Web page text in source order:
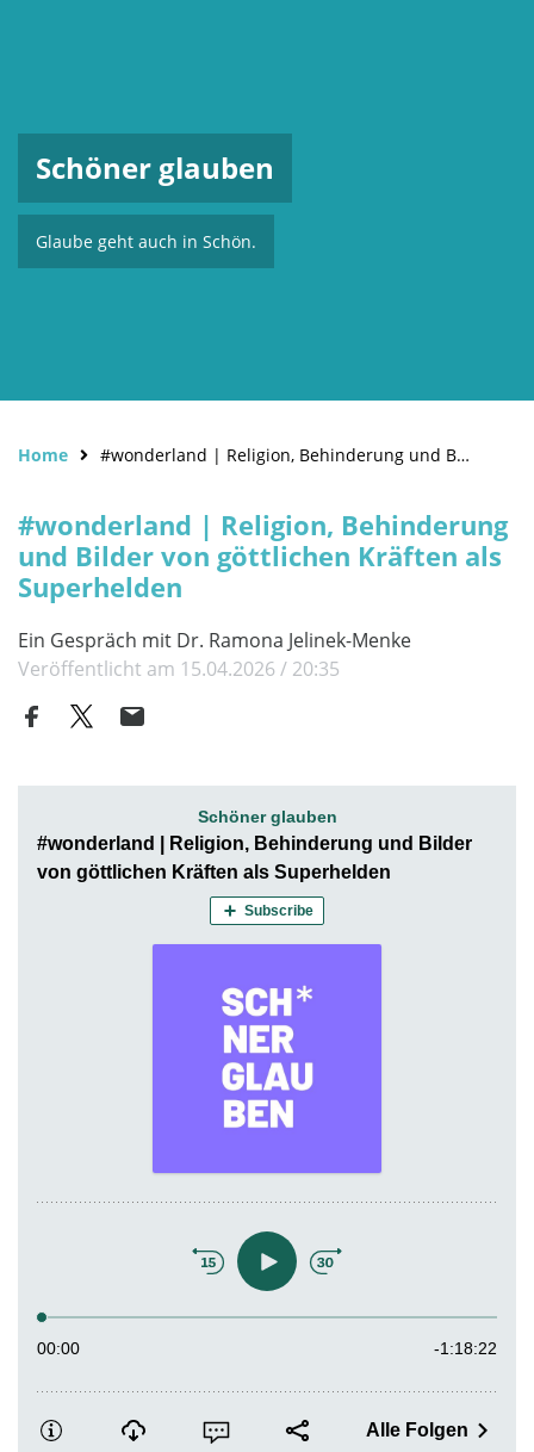
Schöner glauben
Glaube geht auch in Schön.
Home #wonderland | Religion, Behinderung und Bilder von göttlichen Kräften als Superhelden
#wonderland | Religion, Behinderung
und Bilder von göttlichen Kräften als
Superhelden
Ein Gespräch mit Dr. Ramona Jelinek-Menke
Veröffentlicht am 15.04.2026 / 20:35